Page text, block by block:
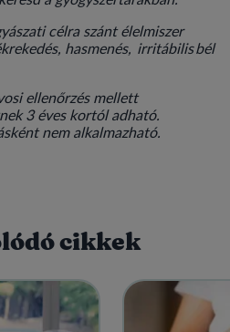
célra szánt élelmiszer
hasmenés, irritábilis bél
ellenőrzés mellett
3 éves kortól adható.
nem alkalmazható.
cikkek